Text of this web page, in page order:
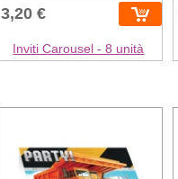
3,20 €
Inviti Carousel - 8 unità